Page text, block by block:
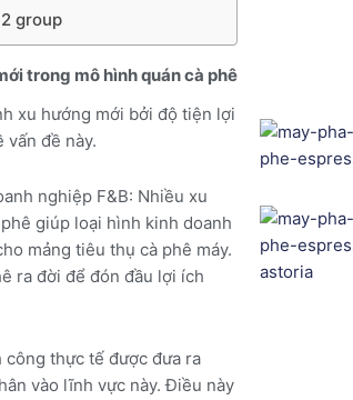
group
trong mô hình quán cà phê
xu hướng mới bởi độ tiện lợi
vấn đề này.
nghiệp F&B: Nhiều xu
giúp loại hình kinh doanh
mảng tiêu thụ cà phê máy.
ra đời để đón đầu lợi ích
thực tế được đưa ra
vào lĩnh vực này. Điều này